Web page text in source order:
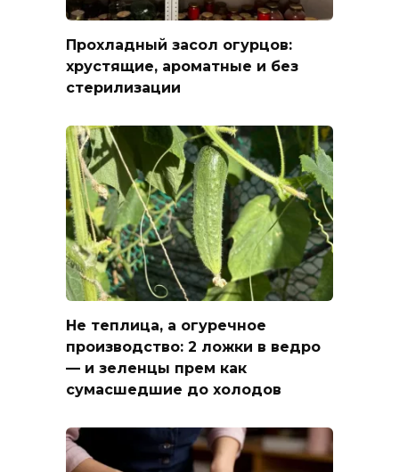
Прохладный засол огурцов:
хрустящие, ароматные и без
стерилизации
Не теплица, а огуречное
производство: 2 ложки в ведро
— и зеленцы прем как
сумасшедшие до холодов